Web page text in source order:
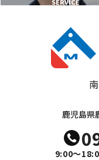
SERVICE
鹿児島県
9:00～